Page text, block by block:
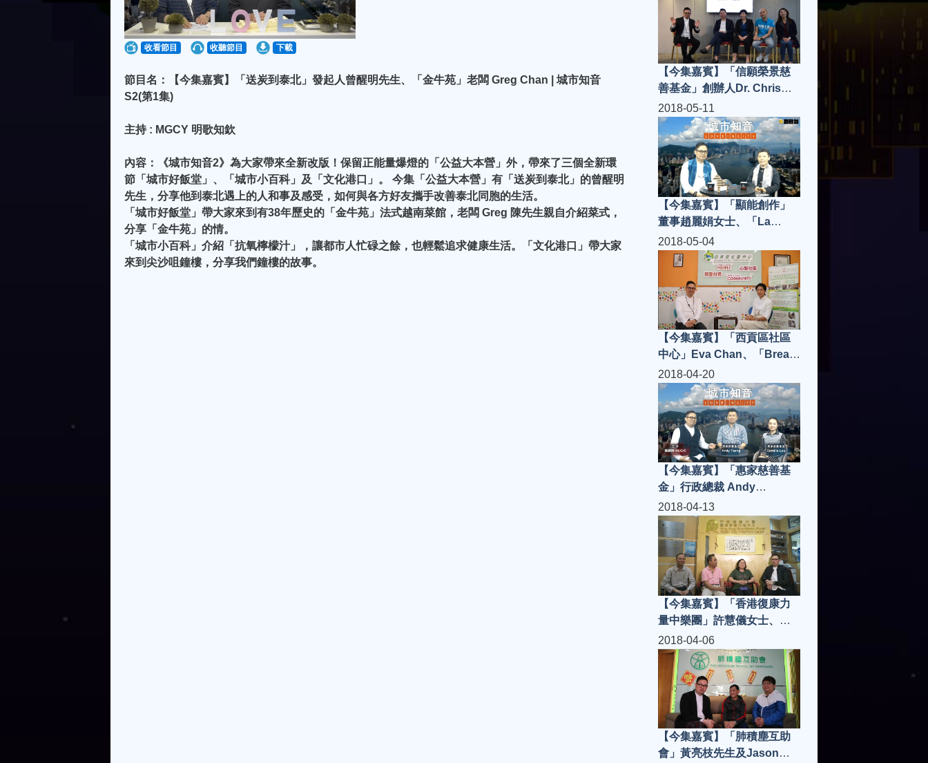
收看節目 收聽節目 下載
節目名：【今集嘉賓】「送炭到泰北」發起人曾醒明先生、「金牛苑」老闆 Greg Chan | 城市知音
S2(第1集)
主持 : MGCY 明歌知欽
內容：《城市知音2》為大家帶來全新改版！保留正能量爆燈的「公益大本營」外，帶來了三個全新環
節「城市好飯堂」、「城市小百科」及「文化港口」。 今集「公益大本營」有「送炭到泰北」的曾醒明
先生，分享他到泰北遇上的人和事及感受，如何與各方好友攜手改善泰北同胞的生活。
「城市好飯堂」帶大家來到有38年歷史的「金牛苑」法式越南菜館，老闆 Greg 陳先生親自介紹菜式，
分享「金牛苑」的情。
「城市小百科」介紹「抗氧檸檬汁」，讓都市人忙碌之餘，也輕鬆追求健康生活。「文化港口」帶大家
來到尖沙咀鐘樓，分享我們鐘樓的故事。
Locasi、嘉賓主持 William
林柏希 | 城市知音 S3(第7集)
【今集嘉賓】「信願榮景慈
善基金」創辦人Dr. Chris
Lam，董事Fanny Lee，義
工團總幹事Sunny，IN128代
表Karen、「狀元樓」老闆高
思文先生，嘉賓主持寶珮如
小姐
2018-05-11
【今集嘉賓】「顯能創作」
董事趙麗娟女士、「La
Postre」老闆 Jerry Yu | 城
市知音 S3(第5集)
2018-05-04
【今集嘉賓】「西貢區社區
中心」Eva Chan、「Bread
Espresso &」Victor
Wong，嘉賓主持謝偉倫 | 城
市知音 S3(第4集)
2018-04-20
【今集嘉賓】「惠家慈善基
金」行政總裁 Andy
Tsang、執行董事Camille
Lau，「海鍋手工涮涮鍋」老
闆兼總廚陳偉雄先生 | 城市知
音 S3(第3集)
2018-04-13
【今集嘉賓】「香港復康力
量中樂團」許慧儀女士、高
秩群老師、劉清湧指輝、團
員Olivia，「Cafe 362」張先
生、Mac、Milton | 城市知音
S3(第2集)
2018-04-06
【今集嘉賓】「肺積塵互助
會」黃亮枝先生及Jason、